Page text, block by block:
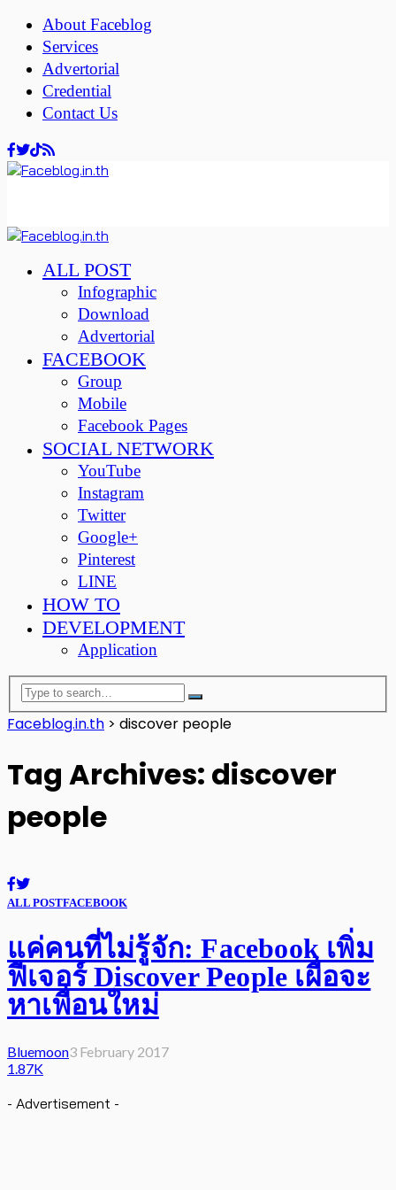
About Faceblog
Services
Advertorial
Credential
Contact Us
ALL POST
Infographic
Download
Advertorial
FACEBOOK
Group
Mobile
Facebook Pages
SOCIAL NETWORK
YouTube
Instagram
Twitter
Google+
Pinterest
LINE
HOW TO
DEVELOPMENT
Application
Faceblog.in.th > discover people
Tag Archives: discover
people
ALL POSTFACEBOOK
แค่คนที่ไม่รู้จัก: Facebook เพิ่ม
ฟีเจอร์ Discover People เผื่อจะ
หาเพื่อนใหม่
Bluemoon3 February 2017
1.87K
- Advertisement -